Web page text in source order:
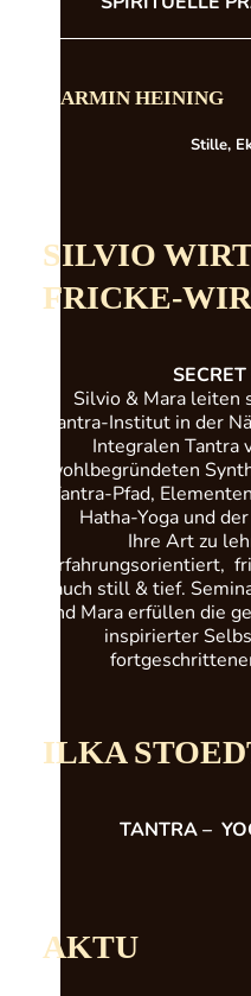
ARMIN HEINING
Stille,
SILVIO
FRICKE-
Silvio & Mara leiten
Tantra-Institut in der
Integralen Tantra
wohlbegründeten
Tantra-Pfad,
Hatha-Yoga und
Ihre Art zu
erfahrungsorientiert,
auch still & tief.
und Mara erfüllen die
inspirierter
ILKA
TANTRA –
AKTU